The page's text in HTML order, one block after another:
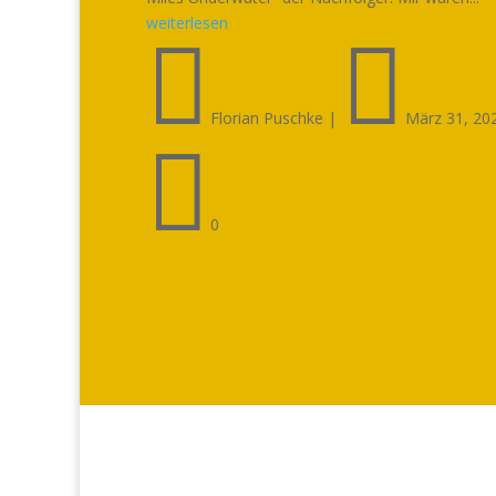
weiterlesen
 Florian Puschke |  März 31,
 0